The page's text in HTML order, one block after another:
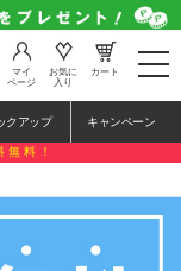
t
o
e
n
v
i
マイ
ページ
お気に
入り
カート
クアップ キャンペーン
無料！